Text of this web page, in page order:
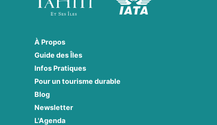
À Propos
Guide des Îles
Infos Pratiques
Pour un tourisme durable
Blog
Newsletter
L'Agenda